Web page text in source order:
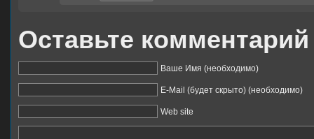
Оставьте комментарий
Ваше Имя (необходимо)
E-Mail (будет скрыто) (необходимо)
Web site